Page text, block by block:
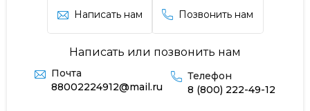
Написать нам Позвонить нам
Написать или позвонить нам
Почта
88002224912@mail.ru
Телефон
8 (800) 222-49-12